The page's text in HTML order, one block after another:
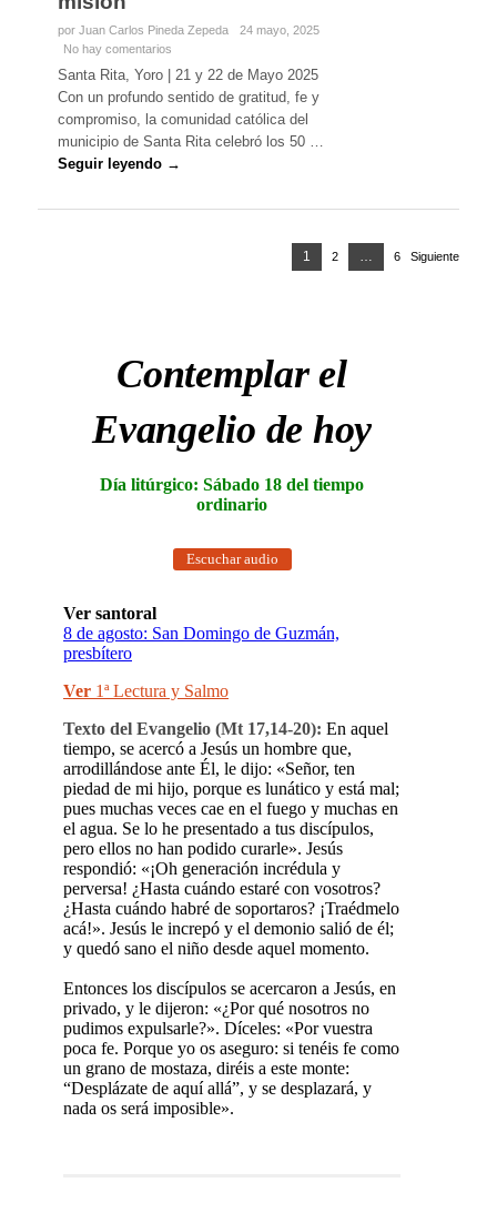
por Juan Carlos Pineda Zepeda
24 mayo, 2025
No hay comentarios
Santa Rita, Yoro | 21 y 22 de Mayo 2025
Con un profundo sentido de gratitud, fe y
compromiso, la comunidad católica del
municipio de Santa Rita celebró los 50 …
Seguir leyendo →
Página
1 Página
2 … Página
6 Siguiente